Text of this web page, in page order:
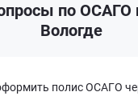
по ОСАГО
Вологде
полис ОСАГО